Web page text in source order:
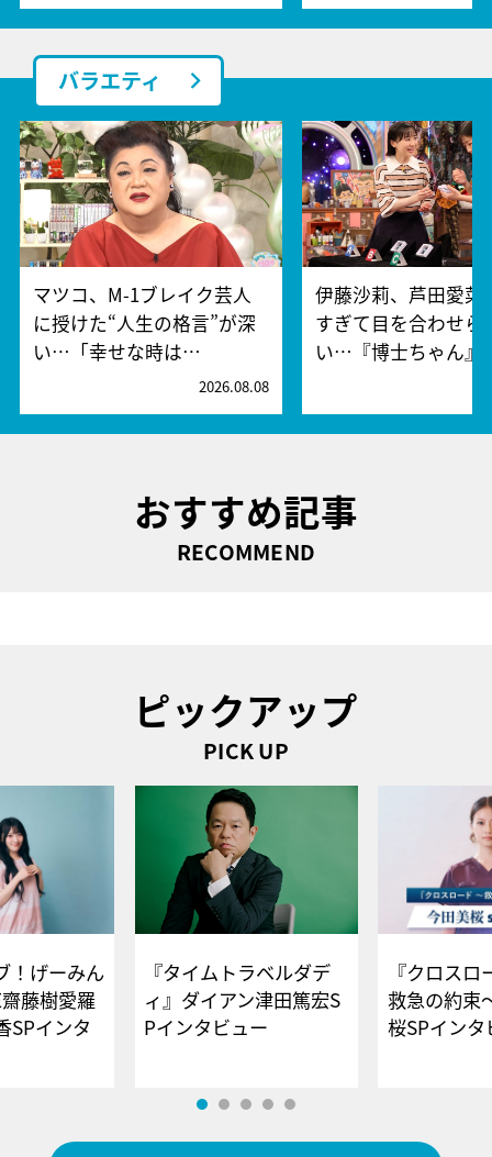
バラエティ
マツコ、M-1ブレイク芸人
に授けた“人生の格言”が深
い…「幸せな時は…
2026.08.08
伊藤沙莉、芦田愛菜
すぎて目を合わせら
い…『博士ちゃん
おすすめ記事
RECOMMEND
ピックアップ
PICK UP
！げーみん
藤樹愛羅
SPインタ
『タイムトラベルダデ
ィ』ダイアン津田篤宏S
Pインタビュー
『クロス
救急の約束
桜SPイ